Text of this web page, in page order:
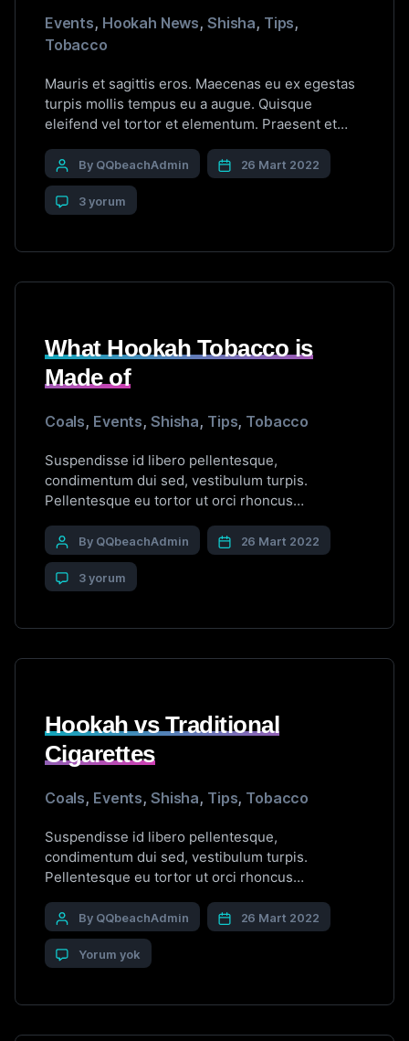
Events, Hookah News,Shisha, Tips,
Tobacco
Mauris et sagittis eros. Maecenas eu ex egestas
turpis mollis tempus eu a augue. Quisque
eleifend vel tortor et elementum. Praesent et
maximus eros non quam convallis consectetur.
Proin sed dignissim dolor. Aliquam interdum,
tortor a viverra convallis, mi nisl congue lacus,
By QQbeachAdmin 26 Mart 2022
3 yorum
What Hookah Tobacco is
Made of
Coals, Events,Shisha, Tips, Tobacco
Suspendisse id libero pellentesque,
condimentum dui sed, vestibulum turpis.
Pellentesque eu tortor ut orci rhoncus
viverra. Nulla interdum nibh sit amet convallis
laoreet. Integer sit amet dolor ac lectus semper
mollis. Proin et porttitor velit. Mauris commodo
By QQbeachAdmin 26 Mart 2022
3 yorum
Hookah vs Traditional
Cigarettes
Coals, Events,Shisha, Tips, Tobacco
Suspendisse id libero pellentesque,
condimentum dui sed, vestibulum turpis.
Pellentesque eu tortor ut orci rhoncus
viverra. Nulla interdum nibh sit amet convallis
laoreet. Integer sit amet dolor ac lectus semper
mollis. Proin et porttitor velit. Mauris commodo
By QQbeachAdmin 26 Mart 2022
Yorum yok